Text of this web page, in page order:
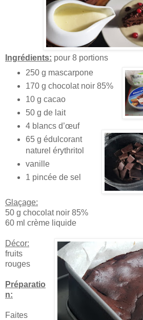
Ingrédients: pour 8 portions
250 g mascarpone
170 g chocolat noir 85%
10 g cacao
50 g de lait
4 blancs d’œuf
65 g édulcorant
naturel érythritol
vanille
1 pincée de sel
Glaçage:
50 g chocolat noir 85%
60 ml crème liquide
Décor:
fruits
rouges
Préparatio
n:
Faites